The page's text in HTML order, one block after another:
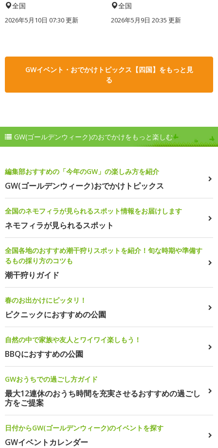
全国
2026年5月10日 07:30 更新
全国
2026年5月9日 20:35 更新
GWイベント・おでかけトピックス【四国】をもっと見
る
GW(ゴールデンウィーク)のおでかけをもっと楽しむ
編集部おすすめの「今年のGW」の楽しみ方を紹介
GW(ゴールデンウィーク)おでかけトピックス
全国のネモフィラが見られるスポット情報をお届けします
ネモフィラが見られるスポット
全国各地のおすすめ潮干狩りスポットを紹介！旬な時期や準備す
るもの採り方のコツも
潮干狩りガイド
春のお出かけにピッタリ！
ピクニックにおすすめの公園
自然の中で家族や友人とワイワイ楽しもう！
BBQにおすすめの公園
GWおうちでの過ごし方ガイド
最大12連休のおうち時間を充実させるおすすめの過ごし
方をご提案
日付からGW(ゴールデンウィーク)のイベントを探す
GWイベントカレンダー